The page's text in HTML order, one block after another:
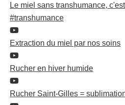
Le miel sans transhumance,
#transhumance
Extraction du miel par nos soins
Rucher en hiver humide
Rucher Saint-Gilles =